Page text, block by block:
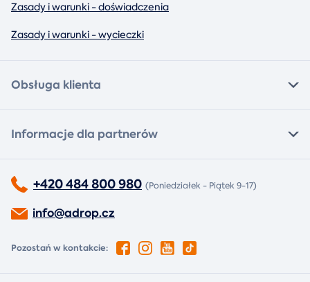
Zasady i warunki - doświadczenia
Zasady i warunki - wycieczki
Obsługa klienta
Informacje dla partnerów
+420 484 800 980 (Poniedziałek - Piątek 9-17)
info@adrop.cz
Pozostań w kontakcie: